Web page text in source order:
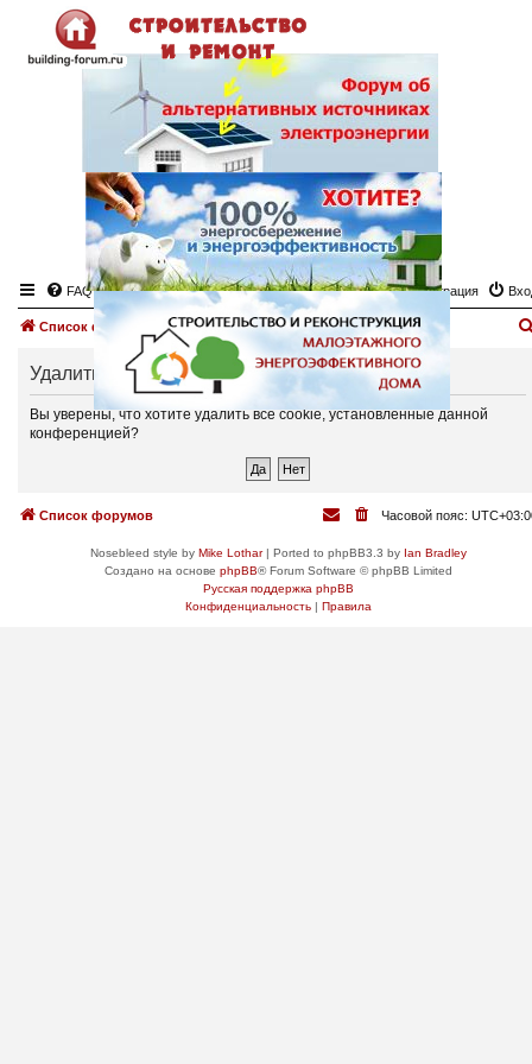
FAQ Регистрация
Список форумов
Удалить cookies
Вы уверены, что хотите удалить все cookie, установленные данной
конференцией?
Список форумов Часовой пояс:
Nosebleed style by Mike Lothar| Ported to phpBB3.3 by Ian Bradley
Создано на основе phpBB® Forum Software © phpBB Limited
Русская поддержка phpBB
Конфиденциальность| Правила